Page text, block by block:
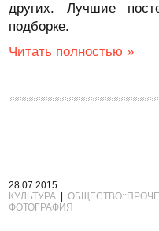
других. Лучшие
подборке.
Читать полностью »
28.07.2015
КУЛЬТУРА |
ФОТОГРАФИЯ